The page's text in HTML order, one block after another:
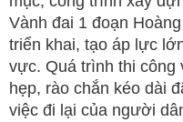
Vành đai 1 đoạn
triển khai, tạo áp lực
vực. Quá trình thi
hẹp, rào chắn kéo dài
việc đi lại của người